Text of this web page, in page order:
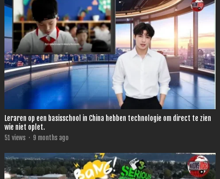
Leraren op een basisschool in China hebben technologie om direct te zien
wie niet oplet.
51 views · 9 months ago